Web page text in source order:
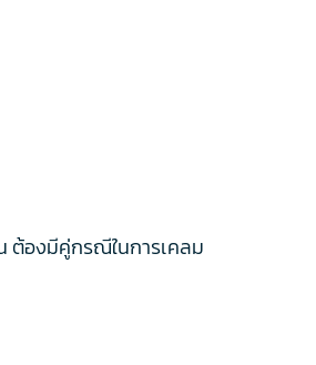
ต้องมีคู่กรณีในการเคลม